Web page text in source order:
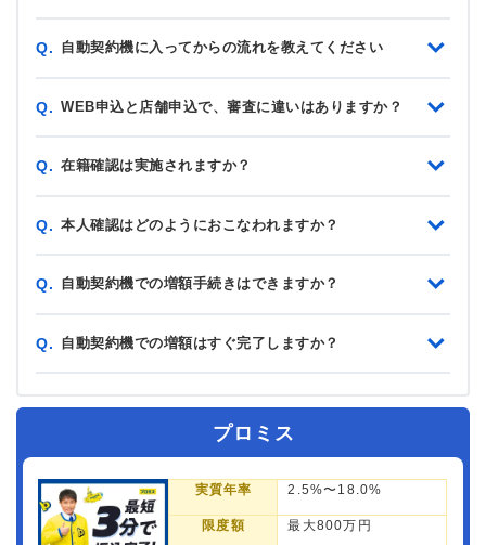
Q. 自動契約機に入ってからの流れを教えてください
Q. WEB申込と店舗申込で、審査に違いはありますか？
Q. 在籍確認は実施されますか？
Q. 本人確認はどのようにおこなわれますか？
Q. 自動契約機での増額手続きはできますか？
Q. 自動契約機での増額はすぐ完了しますか？
プロミス
実質年率 2.5%〜18.0%
限度額 最大800万円